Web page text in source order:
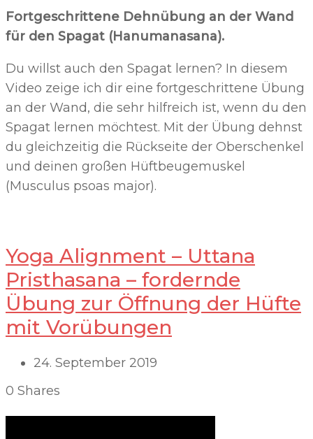
Fortgeschrittene Dehnübung an der Wand
für den Spagat (Hanumanasana).
Du willst auch den Spagat lernen? In diesem
Video zeige ich dir eine fortgeschrittene Übung
an der Wand, die sehr hilfreich ist, wenn du den
Spagat lernen möchtest. Mit der Übung dehnst
du gleichzeitig die Rückseite der Oberschenkel
und deinen großen Hüftbeugemuskel
(Musculus psoas major).
Yoga Alignment – Uttana
Pristhasana – fordernde
Übung zur Öffnung der Hüfte
mit Vorübungen
24. September 2019
0 Shares